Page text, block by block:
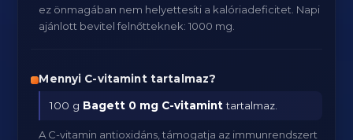
ez önmagában nem helyettesíti a kalóriadeficitet. Napi
ajánlott bevitel felnőtteknek: 1000 mg.
Mennyi C-vitamint tartalmaz?
100 g Bagett 0 mg C-vitaminttartalmaz.
A C-vitamin antioxidáns, támogatja az immunrendszert